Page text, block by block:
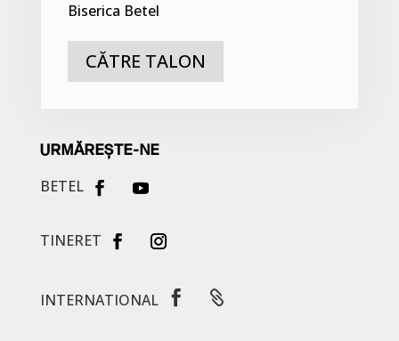
Biserica Betel
CĂTRE TALON
URMĂREȘTE-NE
BETEL
TINERET
INTERNATIONAL  